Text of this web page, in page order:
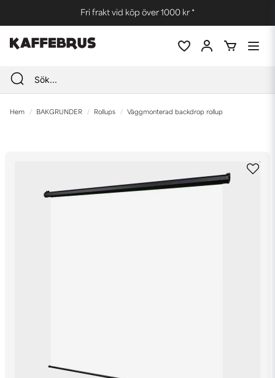
Fri frakt vid köp över 1000 kr *
Hem BAKGRUNDER Rollups Väggmonterad backdrop rollup